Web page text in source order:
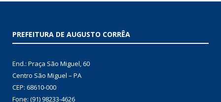
PREFEITURA DE AUGUSTO CORRÊA
End.: Praça São Miguel, 60
Centro São Miguel – PA
CEP: 68610-000
Fone: (91) 98233-4626